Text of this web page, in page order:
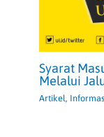
Syarat
Melalui
Artikel,